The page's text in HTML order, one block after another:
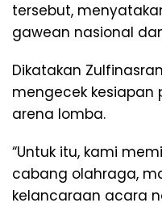
tersebut,
gawean nasional
Dikatakan
mengecek kesiapan
arena lomba.
“Untuk itu, kami
cabang olahraga,
kelancaraan acara